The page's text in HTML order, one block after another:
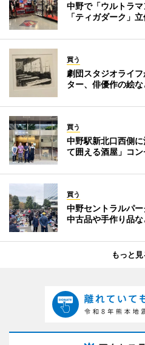
中野で「ウルトラ
「ティガダーク」
買う
劇団スタジオライ
ター、俳優作の絵な
買う
中野駅新北口西側
て囲える酒屋」コ
買う
中野セントラルパ
中古品や手作り品な
もっと見